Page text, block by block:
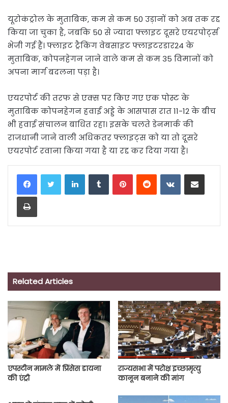
यूरोकंट्रोल के मुताबिक, कम से कम 50 उड़ानों को अब तक रद्द
किया जा चुका है, जबकि 50 से ज्यादा फ्लाइट दूसरे एयरपोर्ट्स
भेजी गई हैं। फ्लाइट ट्रैकिंग वेबसाइट फ्लाइटरडार24 के
मुताबिक, कोपनहेगन जाने वाले कम से कम 35 विमानों को
अपना मार्ग बदलना पड़ा है।
एयरपोर्ट की तरफ से एक्स पर किए गए एक पोस्ट के
मुताबिक कोपनहेगन हवाई अड्डे के आसपास रात 11-12 के बीच
भी हवाई संचालन बाधित रहा। इसके चलते डेनमार्क की
राजधानी जाने वाली अधिकतर फ्लाइट्स को या तो दूसरे
एयरपोर्ट रवाना किया गया है या रद्द कर दिया गया है।
LinkedInTumblrPinterestReddit VKontakteShare via Email
Print
Related Articles
एपस्टीन मामले में प्रिंसेस डायना
की एंट्री
राज्यसभा में परोक्ष इच्छामृत्यु
कानून बनाने की मांग